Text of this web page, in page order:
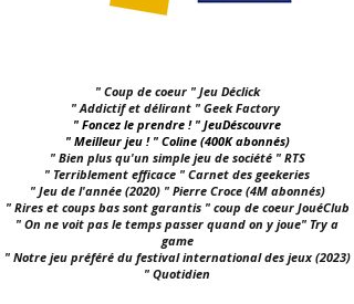
" Coup de coeur " Jeu Déclick
" Addictif et délirant " Geek Factory
" Foncez le prendre ! " JeuDéscouvre
" Meilleur jeu ! " Coline (400K abonnés)
" Bien plus qu'un simple jeu de société " RTS
" Terriblement efficace " Carnet des geekeries
" Jeu de l'année (2020) " Pierre Croce (4M abonnés)
" Rires et coups bas sont garantis " coup de coeur JouéClub
" On ne voit pas le temps passer quand on y joue" Try a
game
" Notre jeu préféré du festival international des jeux (2023)
" Quotidien